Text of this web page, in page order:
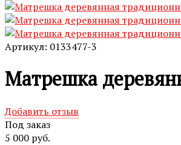
Артикул: 0133477-3
Матрешка
Добавить отзыв
Под заказ
5 000 руб.